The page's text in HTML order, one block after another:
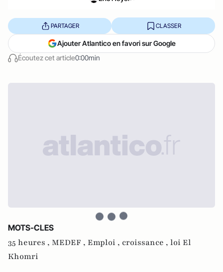
Écoutez cet article0:00min
PARTAGER CLASSER
Ajouter Atlantico en favori sur Google
MOTS-CLES
35 heures , MEDEF , Emploi , croissance , loi El
Khomri